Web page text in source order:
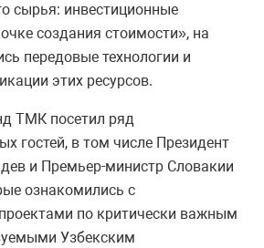
сырья: инвестиционные
создания стоимости», на
передовые технологии и
этих ресурсов.
ТМК посетил ряд
гостей, в том числе Президент
и Премьер-министр Словакии
ознакомились с
по критически важным
Узбекским